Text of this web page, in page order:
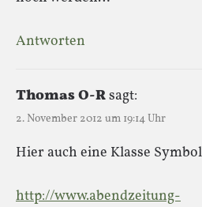
Antworten
Thomas O-Rsagt:
2. November 2012 um 19:14 Uhr
Hier auch eine Klasse
http://www.abendzeitung-